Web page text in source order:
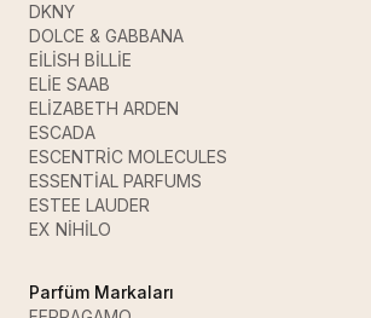
DKNY
DOLCE & GABBANA
EİLİSH BİLLİE
ELİE SAAB
ELİZABETH ARDEN
ESCADA
ESCENTRİC MOLECULES
ESSENTİAL PARFUMS
ESTEE LAUDER
EX NİHİLO
Parfüm Markaları